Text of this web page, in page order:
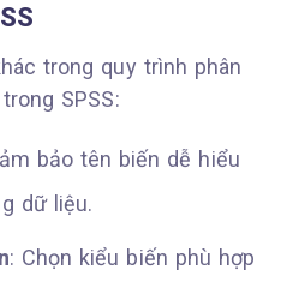
trong quy trình phân
SPSS:
bảo tên biến dễ hiểu
dữ liệu.
: Chọn kiểu biến phù hợp